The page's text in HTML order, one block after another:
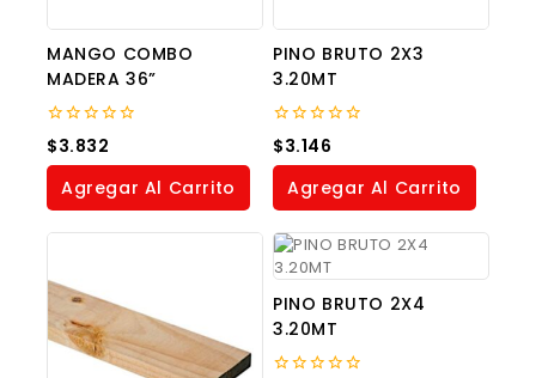
MANGO COMBO
MADERA 36”
0
out
of
$3.832
Agregar Al Carrito
PINO BRUTO 2X3
3.20MT
0
out
of
$3.146
Agregar Al Carrito
PINO BRUTO 2X4
3.20MT